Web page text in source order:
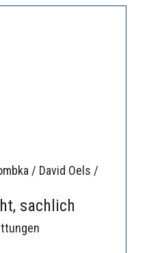
/ David Oels /
sachlich